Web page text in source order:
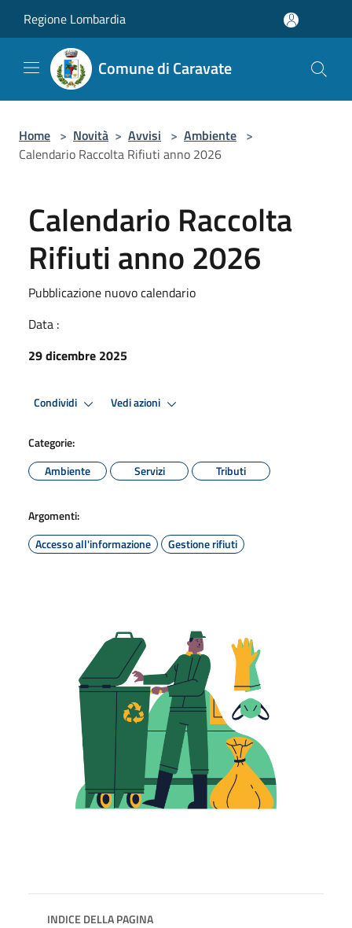
Regione Lombardia
Comune di Caravate
Home > Novità > Avvisi > Ambiente >
Calendario Raccolta Rifiuti anno 2026
Calendario Raccolta
Rifiuti anno 2026
Pubblicazione nuovo calendario
Data :
29 dicembre 2025
Condividi Vedi azioni
Categorie:
Ambiente
Servizi Tributi
Argomenti:
Accesso all'informazione
Gestione rifiuti
INDICE DELLA PAGINA